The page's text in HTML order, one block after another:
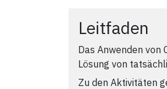
Leitfaden
Das Anwenden von
Lösung von
Zu den Aktivitäten